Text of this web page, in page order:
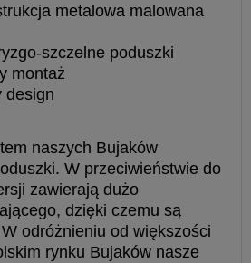
metalowa malowana
szczelne poduszki
montaż
design
naszych Bujaków
W przeciwieństwie do
zawierają dużo
dzięki czemu są
odróżnieniu od większości
rynku Bujaków nasze